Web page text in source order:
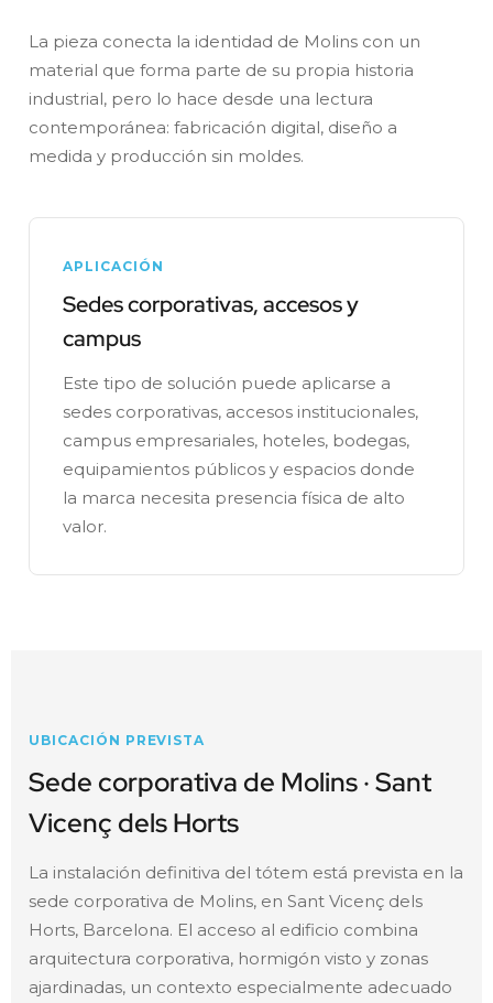
La pieza conecta la identidad de Molins con un
material que forma parte de su propia historia
industrial, pero lo hace desde una lectura
contemporánea: fabricación digital, diseño a
medida y producción sin moldes.
APLICACIÓN
Sedes corporativas, accesos y
campus
Este tipo de solución puede aplicarse a
sedes corporativas, accesos institucionales,
campus empresariales, hoteles, bodegas,
equipamientos públicos y espacios donde
la marca necesita presencia física de alto
valor.
UBICACIÓN PREVISTA
Sede corporativa de Molins · Sant
Vicenç dels Horts
La instalación definitiva del tótem está prevista en la
sede corporativa de Molins, en Sant Vicenç dels
Horts, Barcelona. El acceso al edificio combina
arquitectura corporativa, hormigón visto y zonas
ajardinadas, un contexto especialmente adecuado